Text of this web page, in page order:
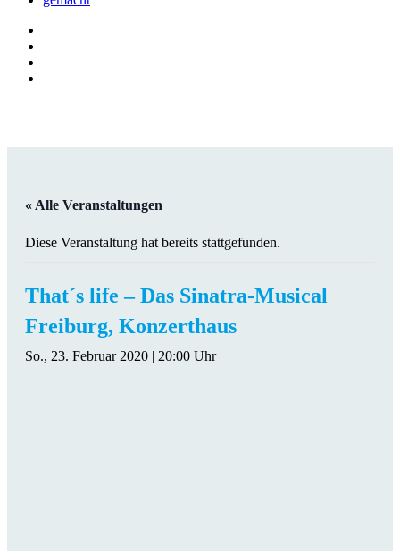
« Alle Veranstaltungen
Diese Veranstaltung hat bereits stattgefunden.
That´s life – Das Sinatra-Musical
Freiburg, Konzerthaus
So., 23. Februar 2020 | 20:00 Uhr